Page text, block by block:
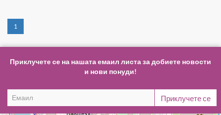
1
Приклучете се на нашата емаил листа за добиете новости
и нови понуди!